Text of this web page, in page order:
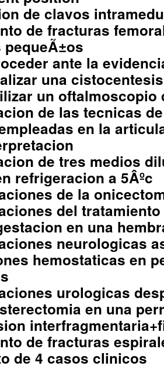
de clavos
de fracturas
ante la
una
un oftalmoscopio
de las tecnicas
en la
de tres medios
refrigeracion a 5Âºc
de la
del
en una
neurologicas
hemostaticas en
urologicas
en una
de fracturas
de 4 casos clinicos